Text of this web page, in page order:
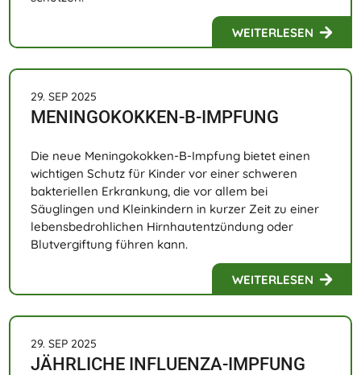
WEITERLESEN
29. SEP 2025
MENINGOKOKKEN-B-IMPFUNG
Die neue Meningokokken-B-Impfung bietet einen
wichtigen Schutz für Kinder vor einer schweren
bakteriellen Erkrankung, die vor allem bei
Säuglingen und Kleinkindern in kurzer Zeit zu einer
lebensbedrohlichen Hirnhautentzündung oder
Blutvergiftung führen kann.
WEITERLESEN
29. SEP 2025
JÄHRLICHE INFLUENZA-IMPFUNG